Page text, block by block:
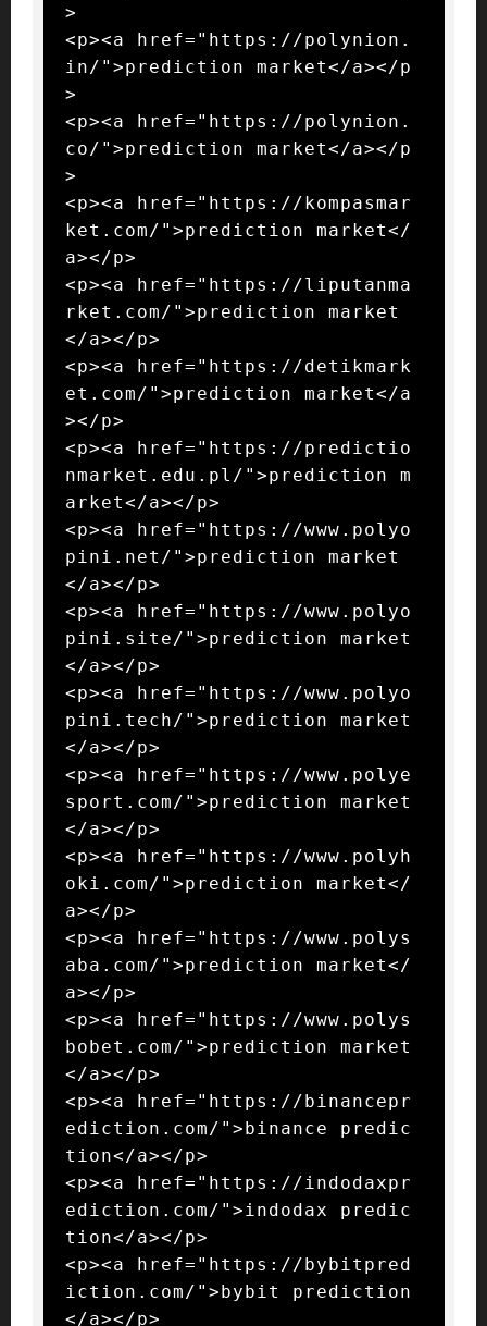
>
<p><a href="https://polynion.
in/">prediction market</a></p
>
<p><a href="https://polynion.
co/">prediction market</a></p
>
<p><a href="https://kompasmar
ket.com/">prediction market</
a></p>
<p><a href="https://liputanma
rket.com/">prediction market
</a></p>
<p><a href="https://detikmark
et.com/">prediction market</a
></p>
<p><a href="https://predictio
nmarket.edu.pl/">prediction m
arket</a></p>
<p><a href="https://www.polyo
pini.net/">prediction market
</a></p>
<p><a href="https://www.polyo
pini.site/">prediction market
</a></p>
<p><a href="https://www.polyo
pini.tech/">prediction market
</a></p>
<p><a href="https://www.polye
sport.com/">prediction market
</a></p>
<p><a href="https://www.polyh
oki.com/">prediction market</
a></p>
<p><a href="https://www.polys
aba.com/">prediction market</
a></p>
<p><a href="https://www.polys
bobet.com/">prediction market
</a></p>
<p><a href="https://binancepr
ediction.com/">binance predic
tion</a></p>
<p><a href="https://indodaxpr
ediction.com/">indodax predic
tion</a></p>
<p><a href="https://bybitpred
iction.com/">bybit prediction
</a></p>